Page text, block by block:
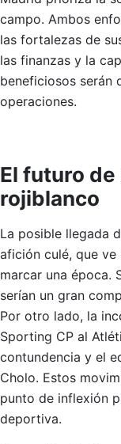
campo. Ambos
las fortalezas de
las finanzas y la
beneficiosos serán
operaciones.
El futuro
rojiblanco
La posible llegada
afición culé, que
marcar una época.
serían un gran
Por otro lado, la
Sporting CP al
contundencia y el
Cholo. Estos
punto de inflexión
deportiva.